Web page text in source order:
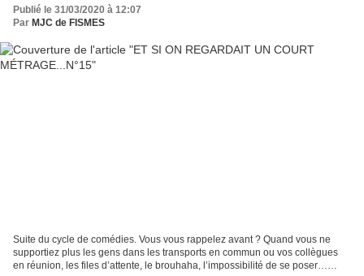
Publié le 31/03/2020 à 12:07
Par MJC de FISMES
Suite du cycle de comédies. Vous vous rappelez avant ? Quand vous ne
supportiez plus les gens dans les transports en commun ou vos collègues
en réunion, les files d’attente, le brouhaha, l’impossibilité de se poser…